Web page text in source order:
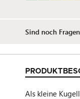
Sind noch
Als kleine